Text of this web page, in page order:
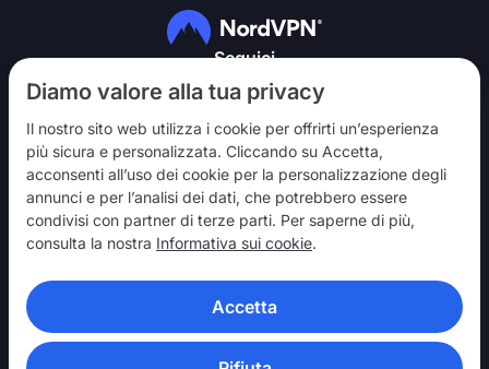
Diamo valore alla tua privacy
Il nostro sito web utilizza i cookie per offrirti un’esperienza
più sicura e personalizzata. Cliccando su Accetta,
acconsenti all’uso dei cookie per la personalizzazione degli
annunci e per l’analisi dei dati, che potrebbero essere
condivisi con partner di terze parti. Per saperne di più,
consulta la nostra Informativa sui cookie.
Accetta
Seguici
NordVPN
Partecipa
Assistenza
Scopri
APP VPN